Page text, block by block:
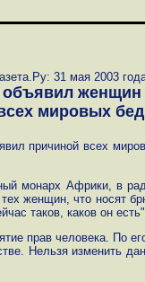
31 мая 2003
мировых бед
причиной всех
монарх Африки, в
тех женщин, что носят
таков, каков он есть".
прав человека. По
Нельзя изменить